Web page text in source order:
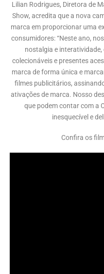
Lilian Rodrigues, Diretora de
Show, acredita que a nova
marca em proporcionar uma
consumidores: “Neste ano,
nostalgia e
colecionáveis e presentes
marca de forma única e
filmes publicitários,
ativações de marca. Nosso
que podem contar com a
inesquecível e
Confira os